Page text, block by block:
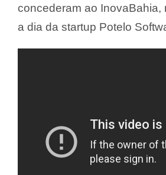
concederam ao InovaBahia,
a dia da startup Potelo